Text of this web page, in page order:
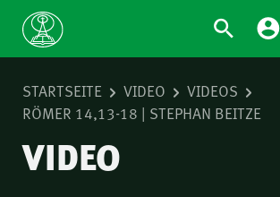
STARTSEITE VIDEO
VIDEOS
RÖMER 14,13-18 | STEPHAN BEITZE
VIDEO